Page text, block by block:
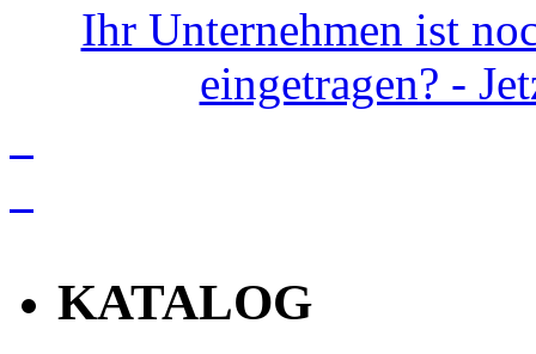
Ihr Unternehmen ist
eingetragen? -
KATALOG